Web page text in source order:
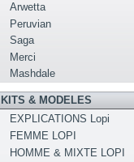
Arwetta
Peruvian
Saga
Merci
Mashdale
KITS & MODELES
EXPLICATIONS Lopi
FEMME LOPI
HOMME & MIXTE LOPI